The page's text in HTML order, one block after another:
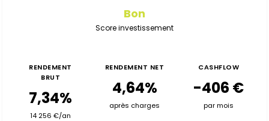
Bon
Score investissement
RENDEMENT
BRUT
7,34%
14 256 €/an
RENDEMENT NET
4,64%
après charges
CASHFLOW
-406 €
par mois